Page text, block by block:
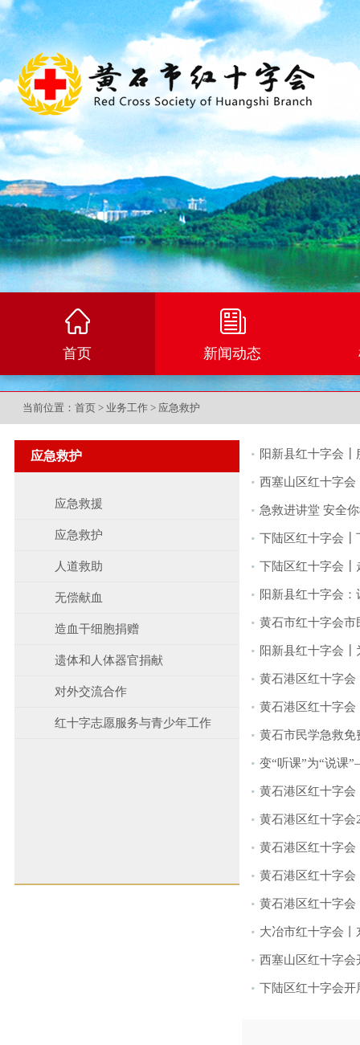
首页 新闻动态
当前位置： 首页 > 业务工作 > 应急救护
应急救护
应急救援
应急救护
人道救助
无偿献血
造血干细胞捐赠
遗体和人体器官捐献
对外交流合作
红十字志愿服务与青少年工作
阳新县红十字会┃
西塞山区红十字
急救进讲堂 安全
下陆区红十字会┃
下陆区红十字会┃
阳新县红十字会
黄石市红十字会
阳新县红十字会┃
黄石港区红十字
黄石港区红十字
黄石市民学急救
变“听课”为“说课
黄石港区红十字
黄石港区红十字会
黄石港区红十字
黄石港区红十字
黄石港区红十字
大冶市红十字会
西塞山区红十字
下陆区红十字会开